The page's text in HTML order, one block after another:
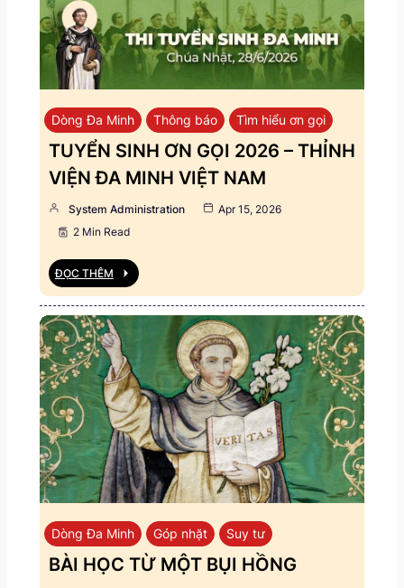
Dòng Đa Minh Thông báo Tìm hiểu ơn gọi
TUYỂN SINH ƠN GỌI 2026 – THỈNH
VIỆN ĐA MINH VIỆT NAM
System Administration
Apr 15, 2026
2 Min Read
ĐỌC THÊM
Dòng Đa Minh Góp nhặt Suy tư
BÀI HỌC TỪ MỘT BỤI HỒNG